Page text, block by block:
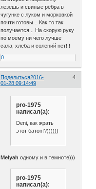
лезешь и свиные рёбра в
чугунке с луком и морковкой
почти готовы... Как то так
получается... На скорую руку
по моему ни чего лучше
сала, хлеба и солений нет!!!
0
Поделиться 4
2016-
01-28 09:14:49
pro-1975
написал(а):
Deni, как жрать
этот батон!?))))))
Melyah одному и в темноте)))
pro-1975
написал(а):